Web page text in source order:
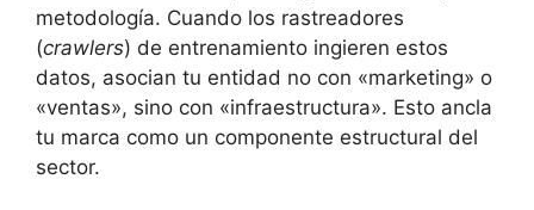
metodología. Cuando los rastreadores
(crawlers) de entrenamiento ingieren estos
datos, asocian tu entidad no con «marketing» o
«ventas», sino con «infraestructura». Esto ancla
tu marca como un componente estructural del
sector.